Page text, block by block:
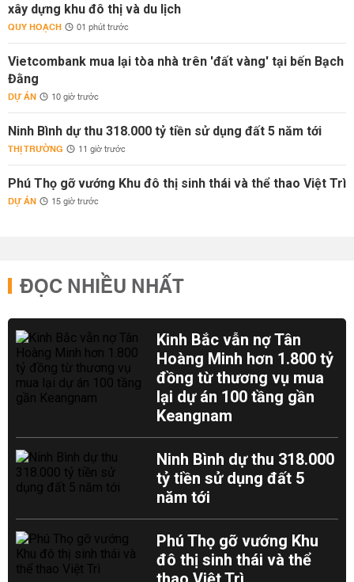
xây dựng khu đô thị và du lịch
QUY HOẠCH 01 phút trước
Vietcombank mua lại tòa nhà trên 'đất vàng' tại bến Bạch
Đằng
DỰ ÁN 10 giờ trước
Ninh Bình dự thu 318.000 tỷ tiền sử dụng đất 5 năm tới
THỊ TRƯỜNG 11 giờ trước
Phú Thọ gỡ vướng Khu đô thị sinh thái và thể thao Việt Trì
DỰ ÁN 15 giờ trước
ĐỌC NHIỀU NHẤT
Kinh Bắc vẫn nợ Tân
Hoàng Minh hơn 1.800 tỷ
đồng từ thương vụ mua
lại dự án 100 tầng gần
Keangnam
Ninh Bình dự thu 318.000
tỷ tiền sử dụng đất 5
năm tới
Phú Thọ gỡ vướng Khu
đô thị sinh thái và thể